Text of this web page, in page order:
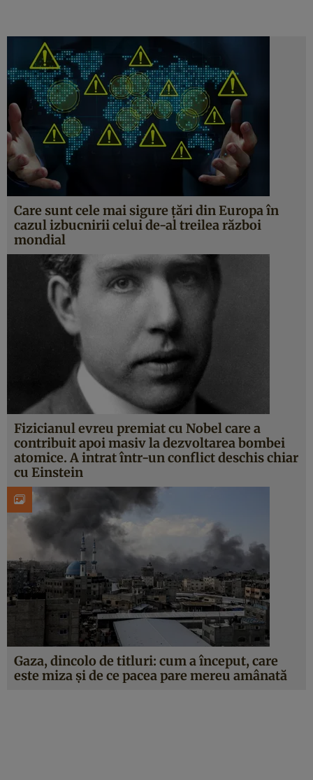
Care sunt cele mai sigure țări din Europa în
cazul izbucnirii celui de-al treilea război
mondial
Fizicianul evreu premiat cu Nobel care a
contribuit apoi masiv la dezvoltarea bombei
atomice. A intrat într-un conflict deschis chiar
cu Einstein
Gaza, dincolo de titluri: cum a început, care
este miza și de ce pacea pare mereu amânată